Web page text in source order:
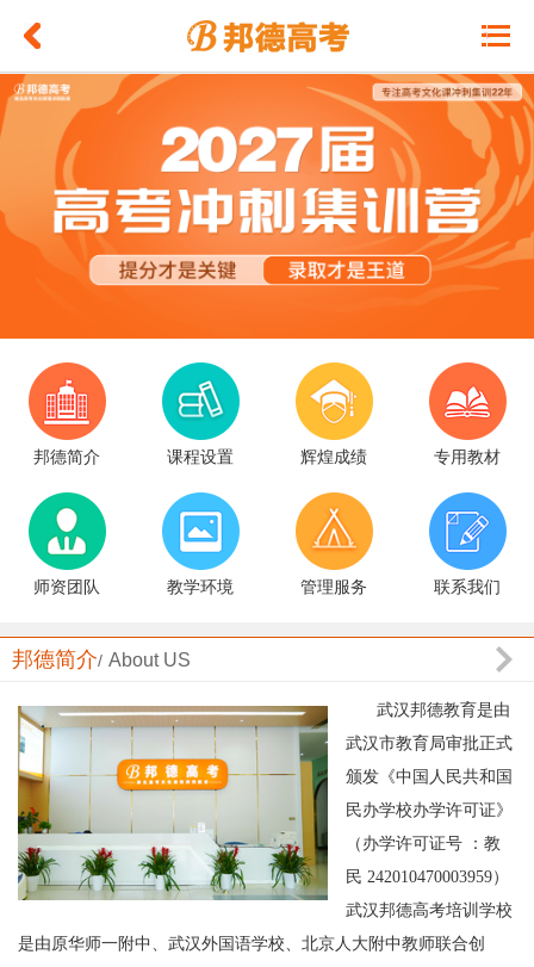
邦德简介 课程设置 辉煌成绩 专用教材
师资团队 教学环境 管理服务 联系我们
邦德简介/ About US
武汉邦德教育是由
武汉市教育局审批正式
颁发《中国人民共和国
民办学校办学许可证》
（办学许可证号 ：教
民 242010470003959）
武汉邦德高考培训学校
是由原华师一附中、武汉外国语学校、北京人大附中教师联合创